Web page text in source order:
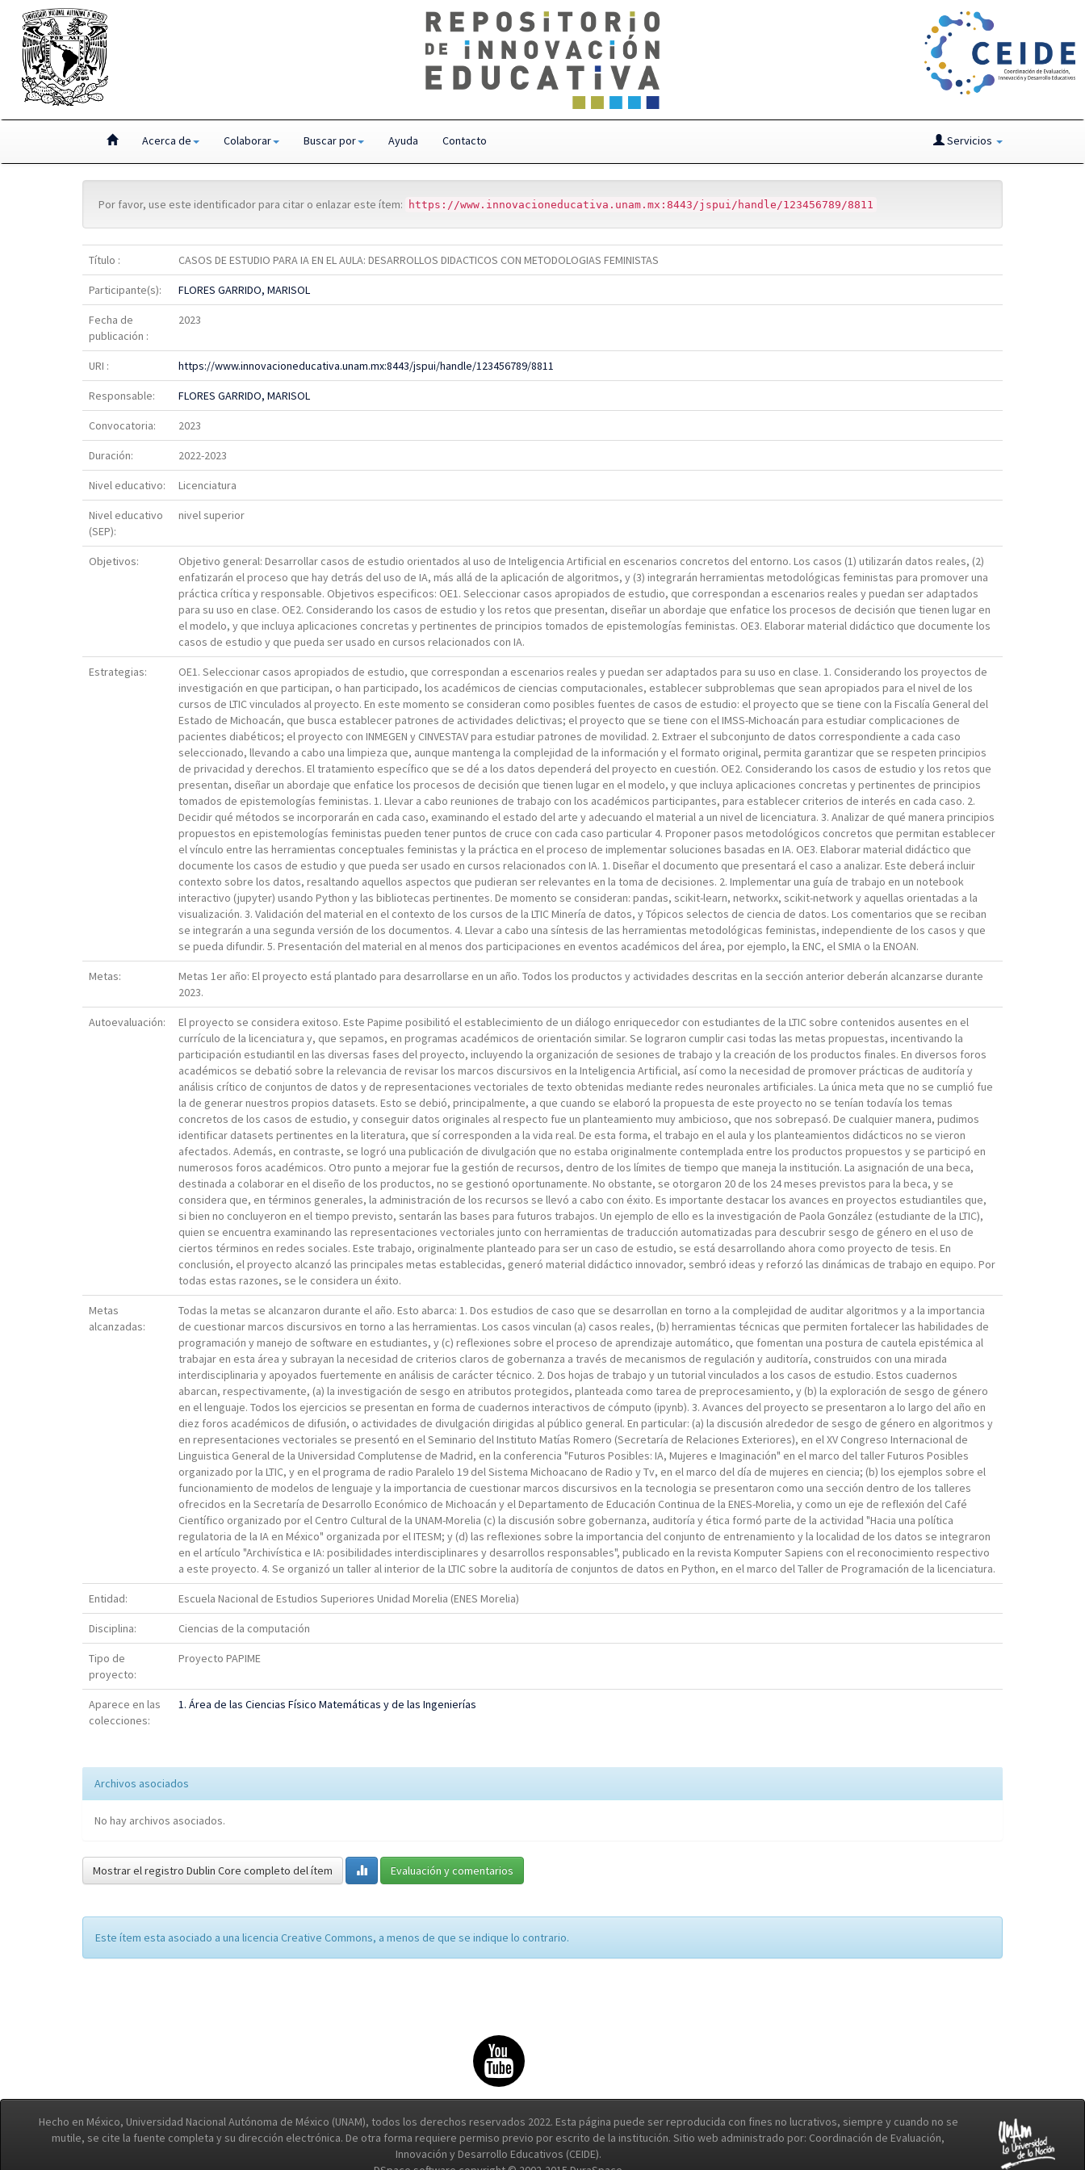
Acerca de Colaborar Buscar por Ayuda Contacto Servicios
Por favor, use este identificador para citar o enlazar este ítem: https://www.innovacioneducativa.unam.mx:8443/jspui/handle/123456789/8811
Título : CASOS DE ESTUDIO PARA IA EN EL AULA: DESARROLLOS DIDACTICOS CON METODOLOGIAS FEMINISTAS
Participante(s): FLORES GARRIDO, MARISOL
Fecha de
publicación :
2023
URI : https://www.innovacioneducativa.unam.mx:8443/jspui/handle/123456789/8811
Responsable: FLORES GARRIDO, MARISOL
Convocatoria: 2023
Duración: 2022-2023
Nivel educativo: Licenciatura
Nivel educativo
(SEP):
nivel superior
Objetivos:
Objetivo general: Desarrollar casos de estudio orientados al uso de Inteligencia Artificial en escenarios concretos del entorno. Los casos (1) utilizarán datos reales, (2)
enfatizarán el proceso que hay detrás del uso de IA, más allá de la aplicación de algoritmos, y (3) integrarán herramientas metodológicas feministas para promover una
práctica crítica y responsable. Objetivos especificos: OE1. Seleccionar casos apropiados de estudio, que correspondan a escenarios reales y puedan ser adaptados
para su uso en clase. OE2. Considerando los casos de estudio y los retos que presentan, diseñar un abordaje que enfatice los procesos de decisión que tienen lugar en
el modelo, y que incluya aplicaciones concretas y pertinentes de principios tomados de epistemologías feministas. OE3. Elaborar material didáctico que documente los
casos de estudio y que pueda ser usado en cursos relacionados con IA.
Estrategias:
OE1. Seleccionar casos apropiados de estudio, que correspondan a escenarios reales y puedan ser adaptados para su uso en clase. 1. Considerando los proyectos de
investigación en que participan, o han participado, los académicos de ciencias computacionales, establecer subproblemas que sean apropiados para el nivel de los
cursos de LTIC vinculados al proyecto. En este momento se consideran como posibles fuentes de casos de estudio: el proyecto que se tiene con la Fiscalía General del
Estado de Michoacán, que busca establecer patrones de actividades delictivas; el proyecto que se tiene con el IMSS-Michoacán para estudiar complicaciones de
pacientes diabéticos; el proyecto con INMEGEN y CINVESTAV para estudiar patrones de movilidad. 2. Extraer el subconjunto de datos correspondiente a cada caso
seleccionado, llevando a cabo una limpieza que, aunque mantenga la complejidad de la información y el formato original, permita garantizar que se respeten principios
de privacidad y derechos. El tratamiento específico que se dé a los datos dependerá del proyecto en cuestión. OE2. Considerando los casos de estudio y los retos que
presentan, diseñar un abordaje que enfatice los procesos de decisión que tienen lugar en el modelo, y que incluya aplicaciones concretas y pertinentes de principios
tomados de epistemologías feministas. 1. Llevar a cabo reuniones de trabajo con los académicos participantes, para establecer criterios de interés en cada caso. 2.
Decidir qué métodos se incorporarán en cada caso, examinando el estado del arte y adecuando el material a un nivel de licenciatura. 3. Analizar de qué manera principios
propuestos en epistemologías feministas pueden tener puntos de cruce con cada caso particular 4. Proponer pasos metodológicos concretos que permitan establecer
el vínculo entre las herramientas conceptuales feministas y la práctica en el proceso de implementar soluciones basadas en IA. OE3. Elaborar material didáctico que
documente los casos de estudio y que pueda ser usado en cursos relacionados con IA. 1. Diseñar el documento que presentará el caso a analizar. Este deberá incluir
contexto sobre los datos, resaltando aquellos aspectos que pudieran ser relevantes en la toma de decisiones. 2. Implementar una guía de trabajo en un notebook
interactivo (jupyter) usando Python y las bibliotecas pertinentes. De momento se consideran: pandas, scikit-learn, networkx, scikit-network y aquellas orientadas a la
visualización. 3. Validación del material en el contexto de los cursos de la LTIC Minería de datos, y Tópicos selectos de ciencia de datos. Los comentarios que se reciban
se integrarán a una segunda versión de los documentos. 4. Llevar a cabo una síntesis de las herramientas metodológicas feministas, independiente de los casos y que
se pueda difundir. 5. Presentación del material en al menos dos participaciones en eventos académicos del área, por ejemplo, la ENC, el SMIA o la ENOAN.
Metas:
Metas 1er año: El proyecto está plantado para desarrollarse en un año. Todos los productos y actividades descritas en la sección anterior deberán alcanzarse durante
2023.
Autoevaluación:
El proyecto se considera exitoso. Este Papime posibilitó el establecimiento de un diálogo enriquecedor con estudiantes de la LTIC sobre contenidos ausentes en el
currículo de la licenciatura y, que sepamos, en programas académicos de orientación similar. Se lograron cumplir casi todas las metas propuestas, incentivando la
participación estudiantil en las diversas fases del proyecto, incluyendo la organización de sesiones de trabajo y la creación de los productos finales. En diversos foros
académicos se debatió sobre la relevancia de revisar los marcos discursivos en la Inteligencia Artificial, así como la necesidad de promover prácticas de auditoría y
análisis crítico de conjuntos de datos y de representaciones vectoriales de texto obtenidas mediante redes neuronales artificiales. La única meta que no se cumplió fue
la de generar nuestros propios datasets. Esto se debió, principalmente, a que cuando se elaboró la propuesta de este proyecto no se tenían todavía los temas
concretos de los casos de estudio, y conseguir datos originales al respecto fue un planteamiento muy ambicioso, que nos sobrepasó. De cualquier manera, pudimos
identificar datasets pertinentes en la literatura, que sí corresponden a la vida real. De esta forma, el trabajo en el aula y los planteamientos didácticos no se vieron
afectados. Además, en contraste, se logró una publicación de divulgación que no estaba originalmente contemplada entre los productos propuestos y se participó en
numerosos foros académicos. Otro punto a mejorar fue la gestión de recursos, dentro de los límites de tiempo que maneja la institución. La asignación de una beca,
destinada a colaborar en el diseño de los productos, no se gestionó oportunamente. No obstante, se otorgaron 20 de los 24 meses previstos para la beca, y se
considera que, en términos generales, la administración de los recursos se llevó a cabo con éxito. Es importante destacar los avances en proyectos estudiantiles que,
si bien no concluyeron en el tiempo previsto, sentarán las bases para futuros trabajos. Un ejemplo de ello es la investigación de Paola González (estudiante de la LTIC),
quien se encuentra examinando las representaciones vectoriales junto con herramientas de traducción automatizadas para descubrir sesgo de género en el uso de
ciertos términos en redes sociales. Este trabajo, originalmente planteado para ser un caso de estudio, se está desarrollando ahora como proyecto de tesis. En
conclusión, el proyecto alcanzó las principales metas establecidas, generó material didáctico innovador, sembró ideas y reforzó las dinámicas de trabajo en equipo. Por
todas estas razones, se le considera un éxito.
Metas
alcanzadas:
Todas la metas se alcanzaron durante el año. Esto abarca: 1. Dos estudios de caso que se desarrollan en torno a la complejidad de auditar algoritmos y a la importancia
de cuestionar marcos discursivos en torno a las herramientas. Los casos vinculan (a) casos reales, (b) herramientas técnicas que permiten fortalecer las habilidades de
programación y manejo de software en estudiantes, y (c) reflexiones sobre el proceso de aprendizaje automático, que fomentan una postura de cautela epistémica al
trabajar en esta área y subrayan la necesidad de criterios claros de gobernanza a través de mecanismos de regulación y auditoría, construidos con una mirada
interdisciplinaria y apoyados fuertemente en análisis de carácter técnico. 2. Dos hojas de trabajo y un tutorial vinculados a los casos de estudio. Estos cuadernos
abarcan, respectivamente, (a) la investigación de sesgo en atributos protegidos, planteada como tarea de preprocesamiento, y (b) la exploración de sesgo de género
en el lenguaje. Todos los ejercicios se presentan en forma de cuadernos interactivos de cómputo (ipynb). 3. Avances del proyecto se presentaron a lo largo del año en
diez foros académicos de difusión, o actividades de divulgación dirigidas al público general. En particular: (a) la discusión alrededor de sesgo de género en algoritmos y
en representaciones vectoriales se presentó en el Seminario del Instituto Matías Romero (Secretaría de Relaciones Exteriores), en el XV Congreso Internacional de
Linguistica General de la Universidad Complutense de Madrid, en la conferencia "Futuros Posibles: IA, Mujeres e Imaginación" en el marco del taller Futuros Posibles
organizado por la LTIC, y en el programa de radio Paralelo 19 del Sistema Michoacano de Radio y Tv, en el marco del día de mujeres en ciencia; (b) los ejemplos sobre el
funcionamiento de modelos de lenguaje y la importancia de cuestionar marcos discursivos en la tecnologia se presentaron como una sección dentro de los talleres
ofrecidos en la Secretaría de Desarrollo Económico de Michoacán y el Departamento de Educación Continua de la ENES-Morelia, y como un eje de reflexión del Café
Científico organizado por el Centro Cultural de la UNAM-Morelia (c) la discusión sobre gobernanza, auditoría y ética formó parte de la actividad "Hacia una política
regulatoria de la IA en México" organizada por el ITESM; y (d) las reflexiones sobre la importancia del conjunto de entrenamiento y la localidad de los datos se integraron
en el artículo "Archivística e IA: posibilidades interdisciplinares y desarrollos responsables", publicado en la revista Komputer Sapiens con el reconocimiento respectivo
a este proyecto. 4. Se organizó un taller al interior de la LTIC sobre la auditoría de conjuntos de datos en Python, en el marco del Taller de Programación de la licenciatura.
Entidad: Escuela Nacional de Estudios Superiores Unidad Morelia (ENES Morelia)
Disciplina: Ciencias de la computación
Tipo de
proyecto:
Proyecto PAPIME
Aparece en las
colecciones:
1. Área de las Ciencias Físico Matemáticas y de las Ingenierías
Archivos asociados
No hay archivos asociados.
Mostrar el registro Dublin Core completo del ítem Evaluación y comentarios
Este ítem esta asociado a una licencia Creative Commons, a menos de que se indique lo contrario.
Hecho en México, Universidad Nacional Autónoma de México (UNAM), todos los derechos reservados 2022. Esta página puede ser reproducida con fines no lucrativos, siempre y cuando no se
mutile, se cite la fuente completa y su dirección electrónica. De otra forma requiere permiso previo por escrito de la institución. Sitio web administrado por: Coordinación de Evaluación,
Innovación y Desarrollo Educativos (CEIDE).